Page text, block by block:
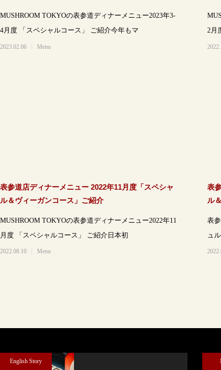
MUSHROOM TOKYOの表参道ディナーメニュー2023年3-
4月度 「スペシャルコース」 ご紹介今年もマ
2023.02.06 Menu
表参道店ディナーメニュー 2022年11月度「スペシャ
ル＆ヴィーガンコース」ご紹介
MUSHROOM TOKYOの表参道ディナーメニュー2022年11
月度 「スペシャルコース」 ご紹介日本初
2022.08.10 Menu
表
ル
表
ュ
コ
English Story